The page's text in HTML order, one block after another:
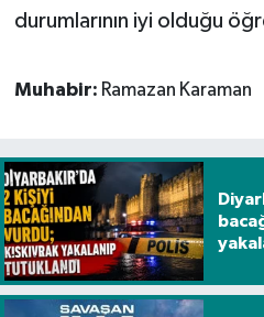
durumlarının iyi olduğu
Muhabir: Ramazan Karaman